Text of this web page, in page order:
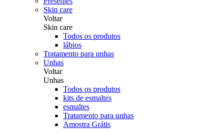
Skin care
Voltar
Skin care
Todos os produtos
lábios
Tratamento para unhas
Unhas
Voltar
Unhas
Todos os produtos
kits de esmaltes
esmaltes
Tratamento para unhas
Amostra Grátis